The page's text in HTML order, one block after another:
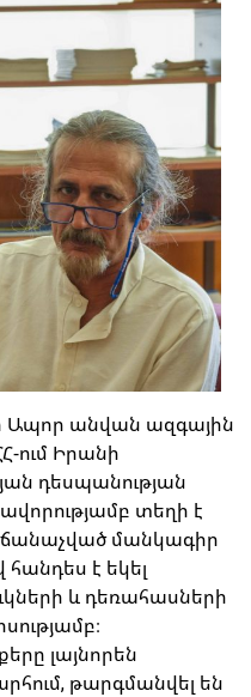
Ապոր անվան ազգային
ում Իրանի
դեսպանության
տեղի է
ճանաչված մանկագիր
է եկել
և դեռահասների
լայնորեն
թարգմանվել են